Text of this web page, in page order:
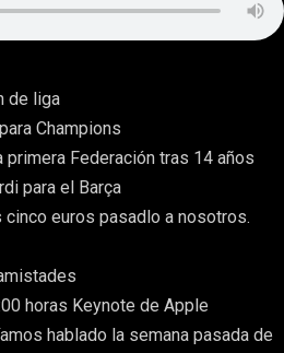
de liga
Champions
Federación tras 14 años
para el Barça
euros pasadlo a nosotros.
horas Keynote de Apple
hablado la semana pasada de